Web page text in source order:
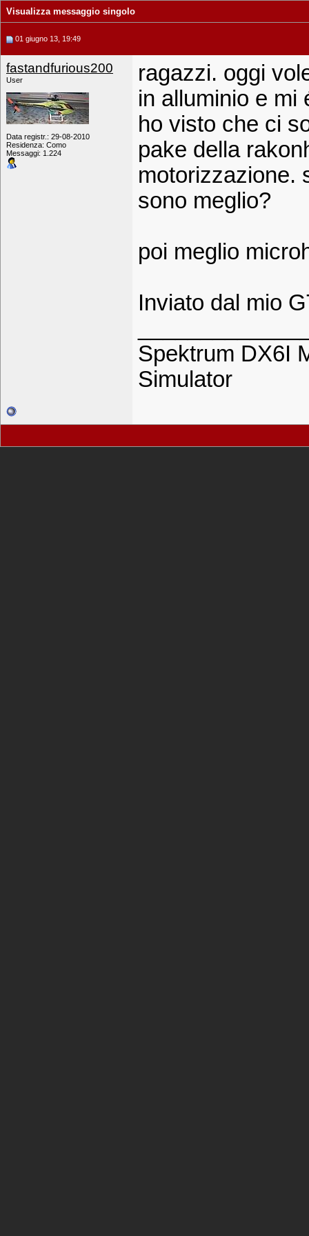
Visualizza messaggio singolo
01 giugno 13, 19:49
fastandfurious200
User
Data registr.: 29-08-2010
Residenza: Como
Messaggi: 1.224
ragazzi. oggi
in alluminio e mi
ho visto che ci
pake della
motorizzazione.
sono meglio?
poi meglio
Inviato dal mio
Spektrum DX6I
Simulator